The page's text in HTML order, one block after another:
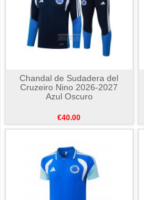
Chandal de Sudadera del
Cruzeiro Nino 2026-2027
Azul Oscuro
€40.00